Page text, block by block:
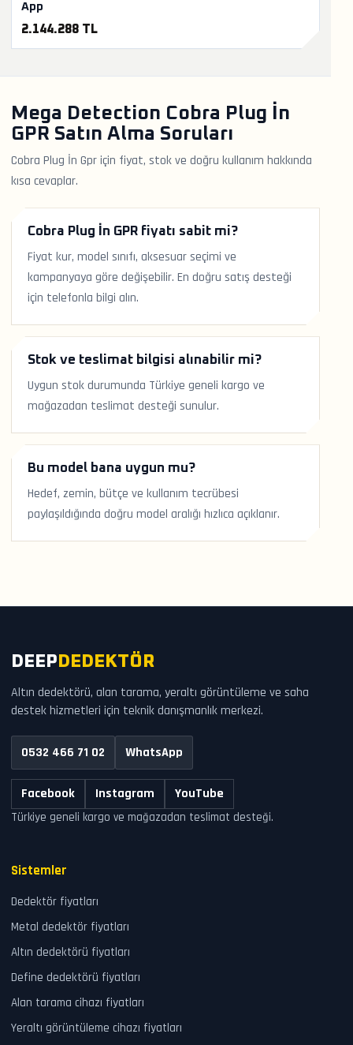
App
2.144.288 TL
Mega Detection Cobra Plug İn
GPR Satın Alma Soruları
Cobra Plug İn Gpr için fiyat, stok ve doğru kullanım hakkında
kısa cevaplar.
Cobra Plug İn GPR fiyatı sabit mi?
Fiyat kur, model sınıfı, aksesuar seçimi ve
kampanyaya göre değişebilir. En doğru satış desteği
için telefonla bilgi alın.
Stok ve teslimat bilgisi alınabilir mi?
Uygun stok durumunda Türkiye geneli kargo ve
mağazadan teslimat desteği sunulur.
Bu model bana uygun mu?
Hedef, zemin, bütçe ve kullanım tecrübesi
paylaşıldığında doğru model aralığı hızlıca açıklanır.
DEEP DEDEKTÖR
Altın dedektörü, alan tarama, yeraltı görüntüleme ve saha
destek hizmetleri için teknik danışmanlık merkezi.
0532 466 71 02 WhatsApp
Facebook Instagram YouTube
Türkiye geneli kargo ve mağazadan teslimat desteği.
Sistemler
Dedektör fiyatları
Metal dedektör fiyatları
Altın dedektörü fiyatları
Define dedektörü fiyatları
Alan tarama cihazı fiyatları
Yeraltı görüntüleme cihazı fiyatları